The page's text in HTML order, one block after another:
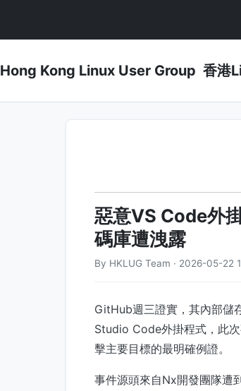
Hong Kong Linux User Group 香港
惡意VS Code外
碼庫遭洩露
By HKLUG Team · 2026-05-22
GitHub週三證實，其內部儲
Studio Code外掛程式，此
擊主要目標的最明確例證。
事件源頭來自Nx開發團隊遭